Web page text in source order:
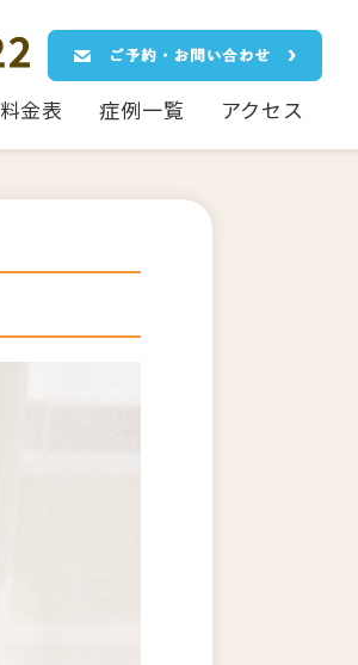
料金表 症例一覧 アクセス